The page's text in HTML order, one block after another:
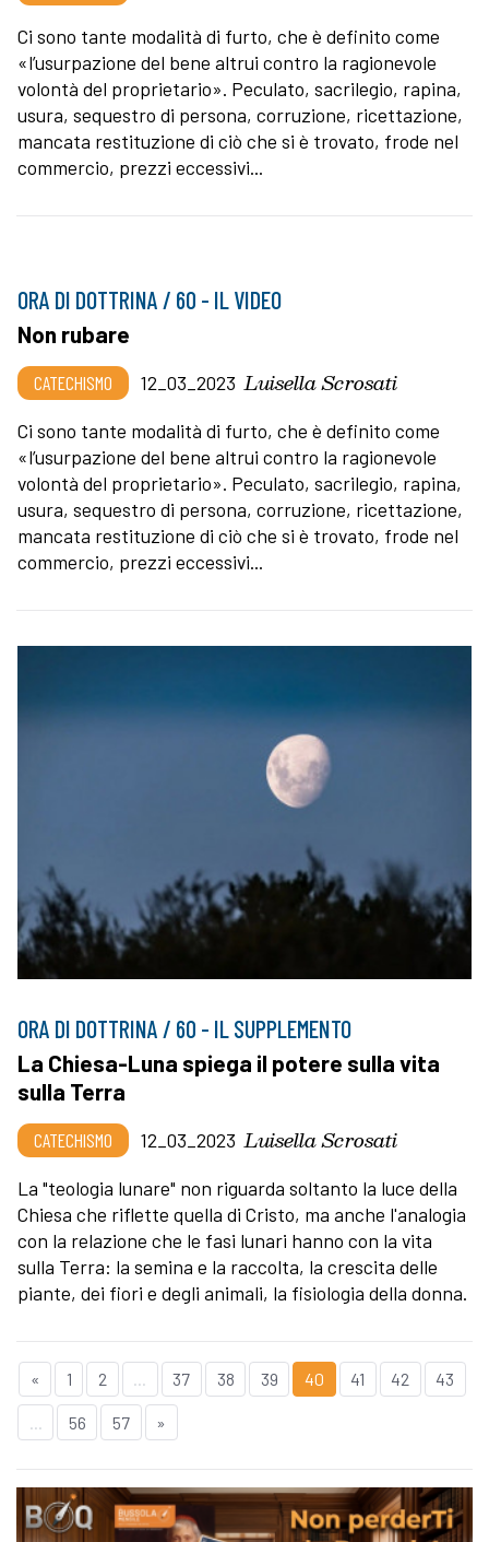
Ci sono tante modalità di furto, che è definito come
«l’usurpazione del bene altrui contro la ragionevole
volontà del proprietario». Peculato, sacrilegio, rapina,
usura, sequestro di persona, corruzione, ricettazione,
mancata restituzione di ciò che si è trovato, frode nel
commercio, prezzi eccessivi...
ORA DI DOTTRINA / 60 - IL VIDEO
Non rubare
CATECHISMO 12_03_2023 Luisella Scrosati
Ci sono tante modalità di furto, che è definito come
«l’usurpazione del bene altrui contro la ragionevole
volontà del proprietario». Peculato, sacrilegio, rapina,
usura, sequestro di persona, corruzione, ricettazione,
mancata restituzione di ciò che si è trovato, frode nel
commercio, prezzi eccessivi...
ORA DI DOTTRINA / 60 - IL SUPPLEMENTO
La Chiesa-Luna spiega il potere sulla vita
sulla Terra
CATECHISMO 12_03_2023 Luisella Scrosati
La "teologia lunare" non riguarda soltanto la luce della
Chiesa che riflette quella di Cristo, ma anche l'analogia
con la relazione che le fasi lunari hanno con la vita
sulla Terra: la semina e la raccolta, la crescita delle
piante, dei fiori e degli animali, la fisiologia della donna.
« 1 2 ... 37 38 39 40 41 42 43
56 57 »